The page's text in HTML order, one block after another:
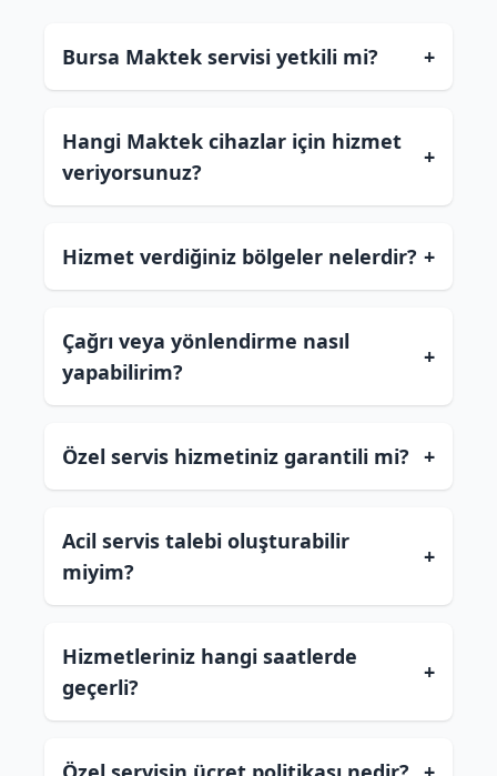
Bursa Maktek servisi yetkili mi? +
Hangi Maktek cihazlar için hizmet
veriyorsunuz?
+
Hizmet verdiğiniz bölgeler nelerdir? +
Çağrı veya yönlendirme nasıl
yapabilirim?
+
Özel servis hizmetiniz garantili mi? +
Acil servis talebi oluşturabilir
miyim?
+
Hizmetleriniz hangi saatlerde
geçerli?
+